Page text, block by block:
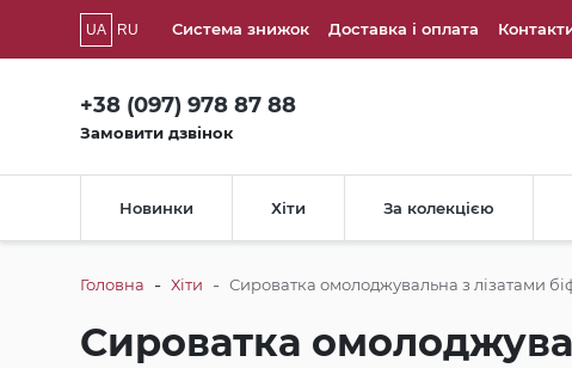
UA RU Система знижок Доставка і оплата
+38 (097) 978 87 88
Замовити дзвінок
Новинки Хіти За колекцією
Головна - Хіти - Сироватка омолоджувальна з лізатами
Сироватка